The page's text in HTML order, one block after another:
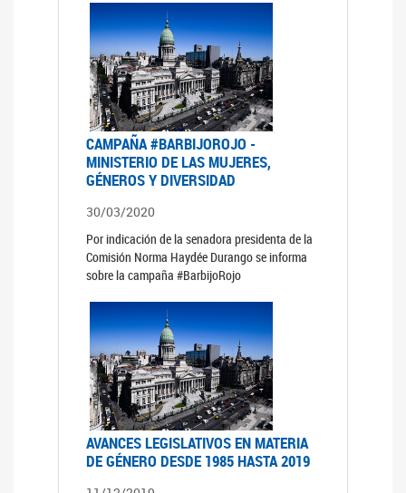
CAMPAÑA #BARBIJOROJO -
MINISTERIO DE LAS MUJERES,
GÉNEROS Y DIVERSIDAD
30/03/2020
Por indicación de la senadora presidenta de la
Comisión Norma Haydée Durango se informa
sobre la campaña #BarbijoRojo
AVANCES LEGISLATIVOS EN MATERIA
DE GÉNERO DESDE 1985 HASTA 2019